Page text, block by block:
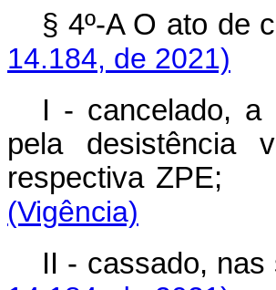
§ 4º-A O ato de
14.184, de 2021)
I - cancelado, a
pela desistência
respectiva ZPE;
(Vigência)
II - cassado,